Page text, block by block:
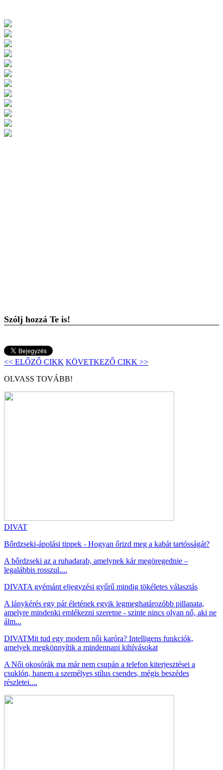
Szólj hozzá Te is!
<< ELŐZŐ CIKK KÖVETKEZŐ CIKK >>
OLVASS TOVÁBB!
DIVAT
Bőrdzseki-ápolási tippek - Hogyan őrizd meg a kabát tartósságát?
A bőrdzseki az a ruhadarab, amelynek kár megöregednie –
legalábbis rosszul....
DIVATA gyémánt eljegyzési gyűrű mindig tökéletes választás
A lánykérés egy pár életének egyik legmeghatározóbb pillanata,
amelyre mindenki emlékezni szeretne - szinte nincs olyan nő, aki ne
álm...
DIVATMit tud egy modern női karóra? Intelligens funkciók,
amelyek megkönnyítik a mindennapi kihívásokat
A Női okosórák ma már nem csupán a telefon kiterjesztései a
csuklón, hanem a személyes stílus csendes, mégis beszédes
részletei....